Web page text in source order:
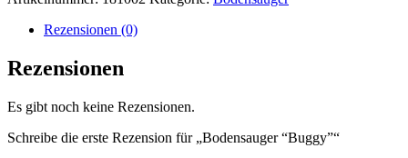
Rezensionen (0)
Rezensionen
Es gibt noch keine Rezensionen.
Schreibe die erste Rezension für „Bodensauger “Buggy”“